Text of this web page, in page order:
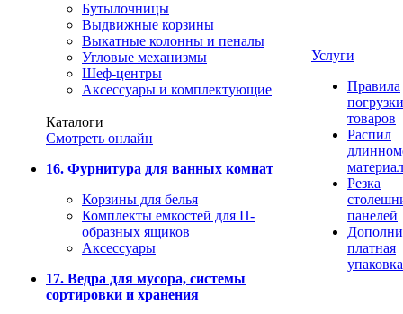
Бутылочницы
Выдвижные корзины
Выкатные колонны и пеналы
Угловые механизмы
Шеф-центры
Аксессуары и комплектующие
Каталоги
Смотреть онлайн
16. Фурнитура для ванных комнат
Корзины для белья
Комплекты емкостей для П-
образных ящиков
Аксессуары
17. Ведра для мусора, системы
сортировки и хранения
Услуги
Правила
погрузки
товаров
Распил
Резка
панелей
платная
упаковка